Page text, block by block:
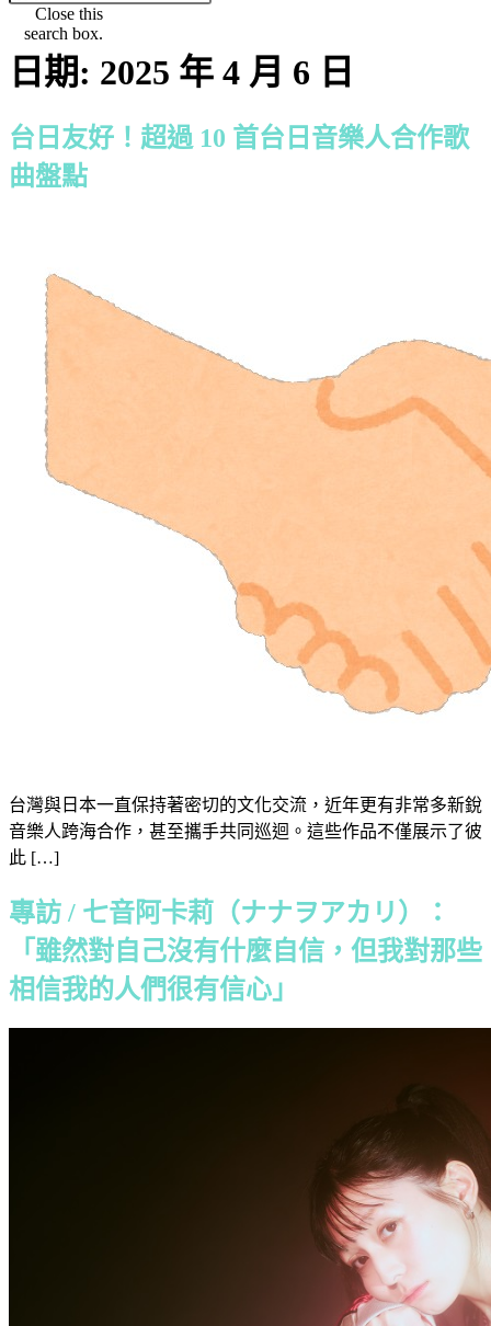
Close this
search box.
日期: 2025 年 4 月 6 日
台日友好！超過 10 首台日音樂人合作歌
曲盤點
台灣與日本一直保持著密切的文化交流，近年更有非常多新銳
音樂人跨海合作，甚至攜手共同巡迴。這些作品不僅展示了彼
此 […]
專訪 / 七音阿卡莉（ナナヲアカリ）：
「雖然對自己沒有什麼自信，但我對那些
相信我的人們很有信心」